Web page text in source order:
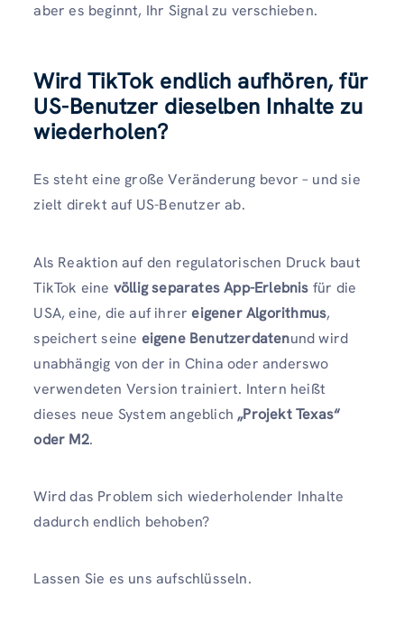
aber es beginnt, Ihr Signal zu verschieben.
Wird TikTok endlich aufhören, für
US-Benutzer dieselben Inhalte zu
wiederholen?
Es steht eine große Veränderung bevor – und sie
zielt direkt auf US-Benutzer ab.
Als Reaktion auf den regulatorischen Druck baut
TikTok eine völlig separates App-Erlebnis für die
USA, eine, die auf ihrereigener Algorithmus,
speichert seine eigene Benutzerdatenund wird
unabhängig von der in China oder anderswo
verwendeten Version trainiert. Intern heißt
dieses neue System angeblich „Projekt Texas“
oder M2.
Wird das Problem sich wiederholender Inhalte
dadurch endlich behoben?
Lassen Sie es uns aufschlüsseln.